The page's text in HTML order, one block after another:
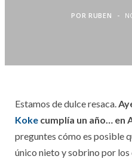
POR RUBEN
Estamos de dulce resaca.
Koke cumplía un año… en
preguntes cómo es posible
único nieto y sobrino por los